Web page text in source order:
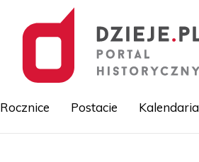
Rocznice Postacie Kalendaria